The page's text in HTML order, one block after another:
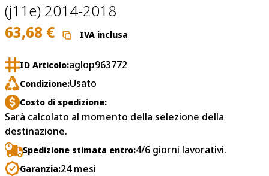
(j11e) 2014-2018
63,68 € IVA inclusa
ID Articolo:aglop963772
Condizione:Usato
Costo di spedizione:
Sarà calcolato al momento della selezione della
destinazione.
Spedizione stimata entro:4/6 giorni lavorativi.
Garanzia:24 mesi